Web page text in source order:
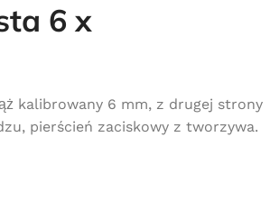
6 x
kalibrowany 6 mm, z drugej strony
pierścień zaciskowy z tworzywa.